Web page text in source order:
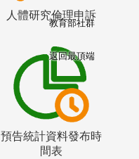
人體研究倫理申訴
預告統計資料發布時
間表
教育部社群
返回最頂端